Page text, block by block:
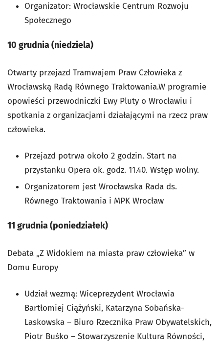
Organizator: Wrocławskie Centrum Rozwoju
Społecznego
10 grudnia (niedziela)
Otwarty przejazd Tramwajem Praw Człowieka z
Wrocławską Radą Równego Traktowania.W programie
opowieści przewodniczki Ewy Pluty o Wrocławiu i
spotkania z organizacjami działającymi na rzecz praw
człowieka.
Przejazd potrwa około 2 godzin. Start na
przystanku Opera ok. godz. 11.40. Wstęp wolny.
Organizatorem jest Wrocławska Rada ds.
Równego Traktowania i MPK Wrocław
11 grudnia (poniedziałek)
Debata „Z Widokiem na miasta praw człowieka” w
Domu Europy
Udział wezmą: Wiceprezydent Wrocławia
Bartłomiej Ciążyński, Katarzyna Sobańska-
Laskowska – Biuro Rzecznika Praw Obywatelskich,
Piotr Buśko – Stowarzyszenie Kultura Równości,